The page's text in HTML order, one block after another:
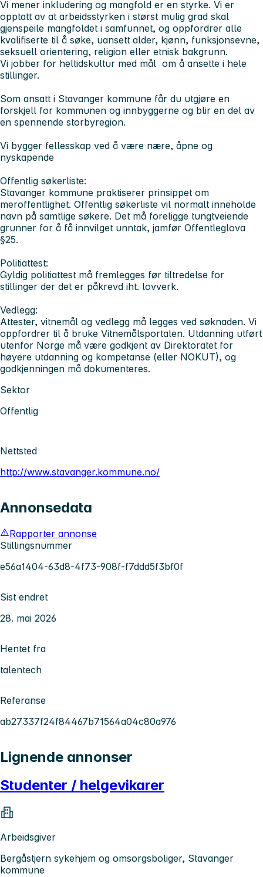
Vi mener inkludering og mangfold er en styrke. Vi er
opptatt av at arbeidsstyrken i størst mulig grad skal
gjenspeile mangfoldet i samfunnet, og oppfordrer alle
kvalifiserte til å søke, uansett alder, kjønn, funksjonsevne,
seksuell orientering, religion eller etnisk bakgrunn.
Vi jobber for heltidskultur med mål om å ansette i hele
stillinger.
Som ansatt i Stavanger kommune får du utgjøre en
forskjell for kommunen og innbyggerne og blir en del av
en spennende storbyregion.
Vi bygger fellesskap ved å være nære, åpne og
nyskapende
Offentlig søkerliste:
Stavanger kommune praktiserer prinsippet om
meroffentlighet. Offentlig søkerliste vil normalt inneholde
navn på samtlige søkere. Det må foreligge tungtveiende
grunner for å få innvilget unntak, jamfør Offentleglova
§25.
Politiattest:
Gyldig politiattest må fremlegges før tiltredelse for
stillinger der det er påkrevd iht. lovverk.
Vedlegg:
Attester, vitnemål og vedlegg må legges ved søknaden. Vi
oppfordrer til å bruke Vitnemålsportalen. Utdanning utført
utenfor Norge må være godkjent av Direktoratet for
høyere utdanning og kompetanse (eller NOKUT), og
godkjenningen må dokumenteres.
Sektor
Offentlig
Nettsted
http://www.stavanger.kommune.no/
Annonsedata
Rapporter annonse
Stillingsnummer
e56a1404-63d8-4f73-908f-f7ddd5f3bf0f
Sist endret
28. mai 2026
Hentet fra
talentech
Referanse
ab27337f24f84467b71564a04c80a976
Lignende annonser
Studenter / helgevikarer
Arbeidsgiver
Bergåstjern sykehjem og omsorgsboliger, Stavanger
kommune